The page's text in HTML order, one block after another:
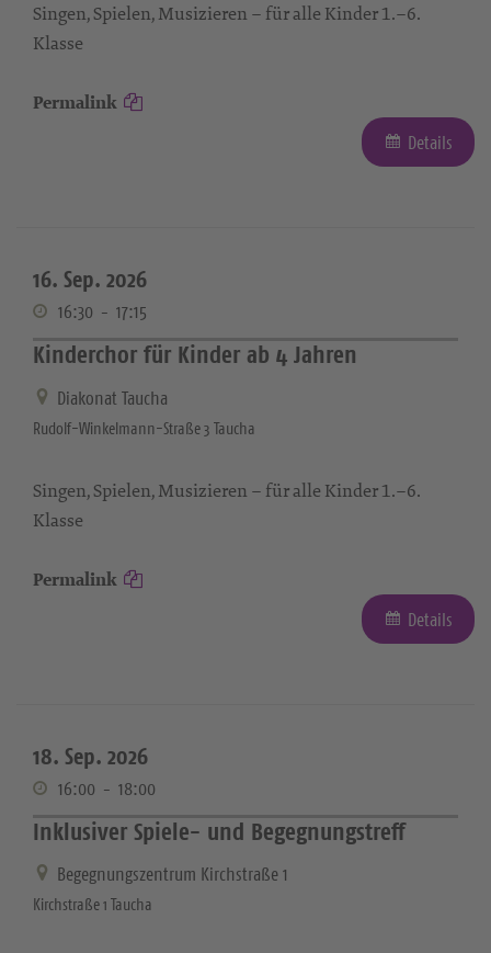
Singen, Spielen, Musizieren – für alle Kinder 1.–6.
Klasse
Permalink
Details
16. Sep. 2026
16:30 - 17:15
Kinderchor für Kinder ab 4 Jahren
Diakonat Taucha
Rudolf-Winkelmann-Straße 3 Taucha
Singen, Spielen, Musizieren – für alle Kinder 1.–6.
Klasse
Permalink
Details
18. Sep. 2026
16:00 - 18:00
Inklusiver Spiele- und Begegnungstreff
Begegnungszentrum Kirchstraße 1
Kirchstraße 1 Taucha